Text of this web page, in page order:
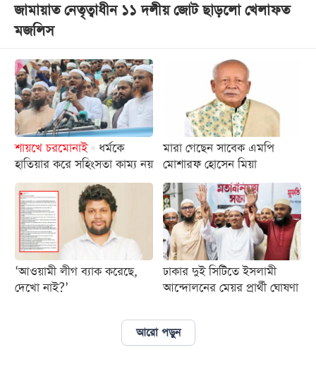
খেলা
বিনোদন
লাইফ
স্টাইল
শিক্ষা
তথ্যপ্রযুক্তি
সব
ছবি
ভিডিও
জামায়াত নেতৃত্বাধীন ১১ দলীয় জোট ছাড়লো খেলাফত
মজলিস
শায়খে চরমোনাই
ধর্মকে
হাতিয়ার করে সহিংসতা কাম্য নয়
মারা গেছেন সাবেক এমপি
মোশারফ হোসেন মিয়া
‘আওয়ামী লীগ ব্যাক করেছে,
দেখো নাই?’
ঢাকার দুই সিটিতে ইসলামী
আন্দোলনের মেয়র প্রার্থী ঘোষণা
আরো পড়ুন